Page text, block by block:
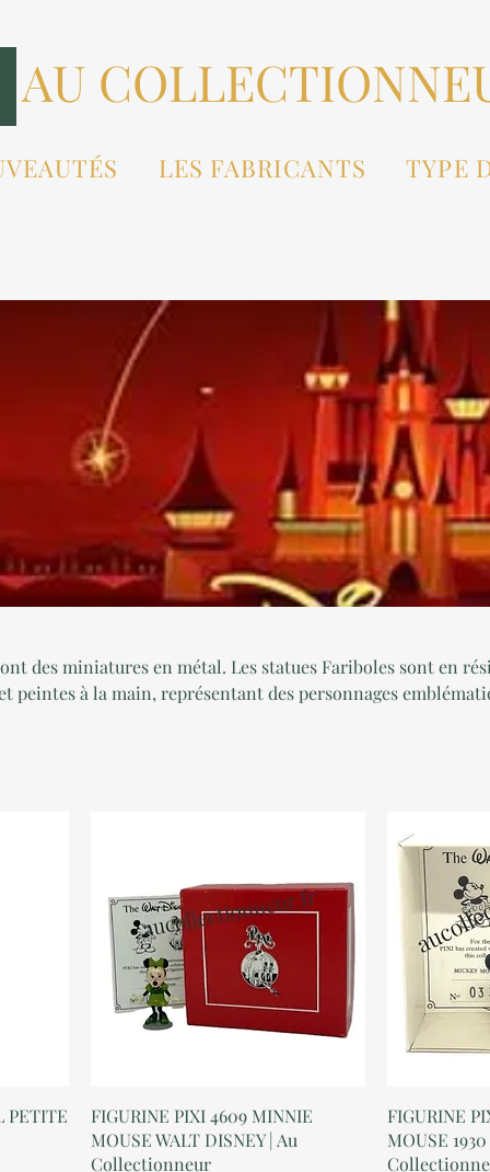
AU
LES FABRICANTS TYPE
des miniatures en métal. Les statues Fariboles sont en
peintes à la main, représentant des personnages
traits du visage aux textures des vêtements, ce qui donne
PETITE
Aperçu rapide
FIGURINE PIXI 4609 MINNIE
MOUSE WALT DISNEY | Au
Collectionneur
FIGURINE
MOUSE